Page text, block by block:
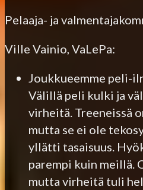
Pelaaja- ja
Ville Vainio, VaLePa:
Joukkueemme peli-
Välillä peli kulki ja
virheitä. Treeneissä
mutta se ei ole
yllätti tasaisuus.
parempi kuin meillä.
mutta virheitä tuli